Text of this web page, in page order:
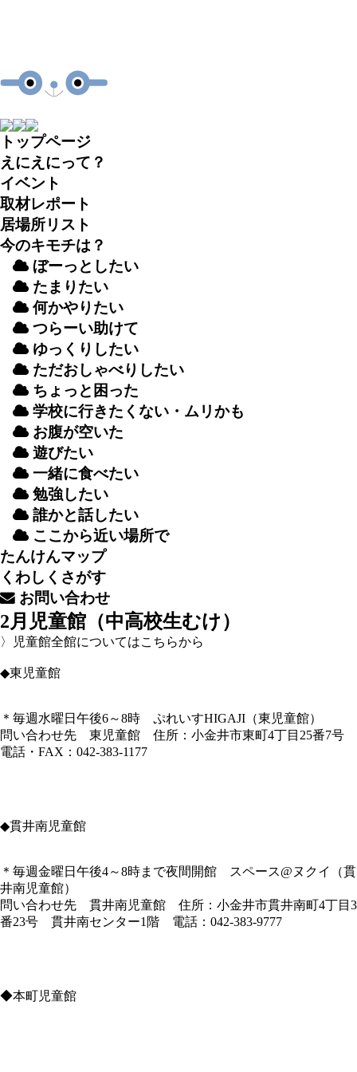
トップページ
えにえにって？
イベント
取材レポート
居場所リスト
今のキモチは？
ぼーっとしたい
たまりたい
何かやりたい
つらーい助けて
ゆっくりしたい
ただおしゃべりしたい
ちょっと 困 った
学校に行きたくない・ムリかも
お腹が空いた
遊びたい
一緒に食べたい
勉強したい
誰かと話したい
ここから近い場所で
たんけんマップ
くわしくさがす
お問い合わせ
2月児童館（中高校生むけ）
〉児童館全館についてはこちらから
◆東児童館
＊毎週水曜日午後6～8時 ぷれいすHIGAJI（東児童館）
問い合わせ先 東児童館 住所：小金井市東町4丁目25番7号
電話・FAX：042-383-1177
◆貫井南児童館
＊毎週金曜日午後4～8時まで夜間開館 スペース@ヌクイ（貫
井南児童館）
問い合わせ先 貫井南児童館 住所：小金井市貫井南町4丁目3
番23号 貫井南センター1階 電話：042-383-9777
◆本町児童館